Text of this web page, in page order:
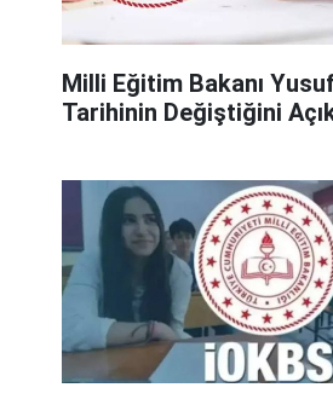
Milli Eğitim Bakanı
Tarihinin Değiştiğini